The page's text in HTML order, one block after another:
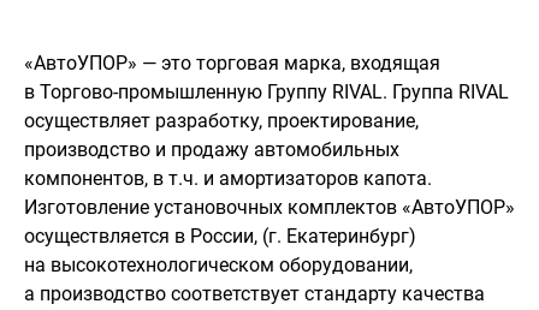
«АвтоУПОР» — это торговая марка, входящая
в Торгово-промышленную Группу RIVAL. Группа RIVAL
осуществляет разработку, проектирование,
производство и продажу автомобильных
компонентов, в т.ч. и амортизаторов капота.
Изготовление установочных комплектов «АвтоУПОР»
осуществляется в России, (г. Екатеринбург)
на высокотехнологическом оборудовании,
а производство соответствует стандарту качества